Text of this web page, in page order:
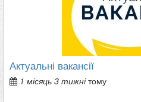
Актуальні вакансії
1 місяць 3 тижнітому